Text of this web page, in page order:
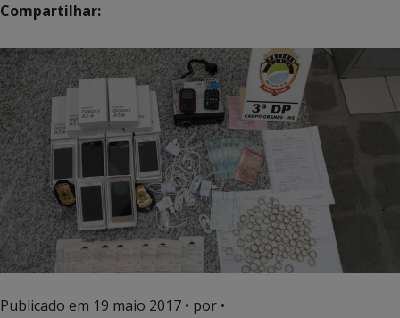
Compartilhar:
Publicado em 19 maio 2017 • por •